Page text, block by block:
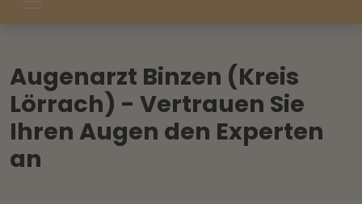
Augenarzt Binzen (Kreis
Lörrach) - Vertrauen Sie
Ihren Augen den Experten
an